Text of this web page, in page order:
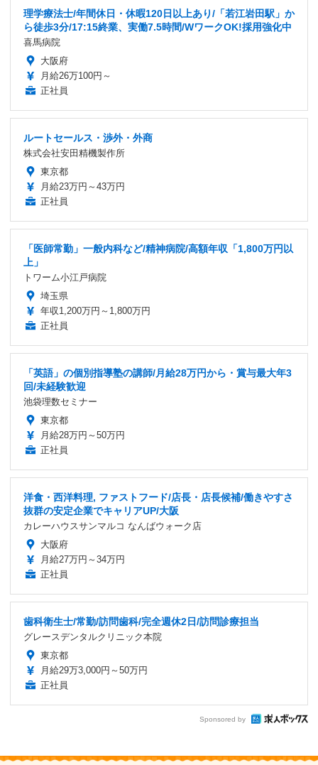
理学療法士/年間休日・休暇120日以上あり/「若江岩田駅」か
ら徒歩3分/17:15終業、実働7.5時間/WワークOK!採用強化中
喜馬病院
大阪府
月給26万100円～
正社員
ルートセールス・渉外・外商
株式会社安田精機製作所
東京都
月給23万円～43万円
正社員
「医師常勤」一般内科など/精神病院/高額年収「1,800万円以
上」
トワーム小江戸病院
埼玉県
年収1,200万円～1,800万円
正社員
「英語」の個別指導塾の講師/月給28万円から・賞与最大年3
回/未経験歓迎
池袋理数セミナー
東京都
月給28万円～50万円
正社員
洋食・西洋料理, ファストフード/店長・店長候補/働きやすさ
抜群の安定企業でキャリアUP/大阪
カレーハウスサンマルコ なんばウォーク店
大阪府
月給27万円～34万円
正社員
歯科衛生士/常勤/訪問歯科/完全週休2日/訪問診療担当
グレースデンタルクリニック本院
東京都
月給29万3,000円～50万円
正社員
Sponsored by